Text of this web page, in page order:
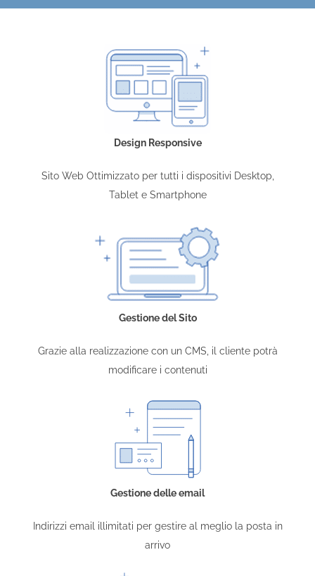
Design Responsive
Sito Web Ottimizzato per tutti i dispositivi Desktop,
Tablet e Smartphone
Gestione del Sito
Grazie alla realizzazione con un CMS, il cliente potrà
modificare i contenuti
Gestione delle email
Indirizzi email illimitati per gestire al meglio la posta in
arrivo